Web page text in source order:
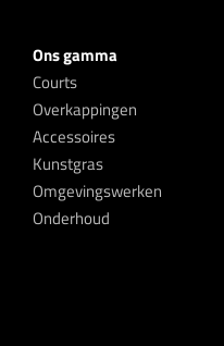
Ons gamma
Courts
Overkappingen
Accessoires
Kunstgras
Omgevingswerken
Onderhoud